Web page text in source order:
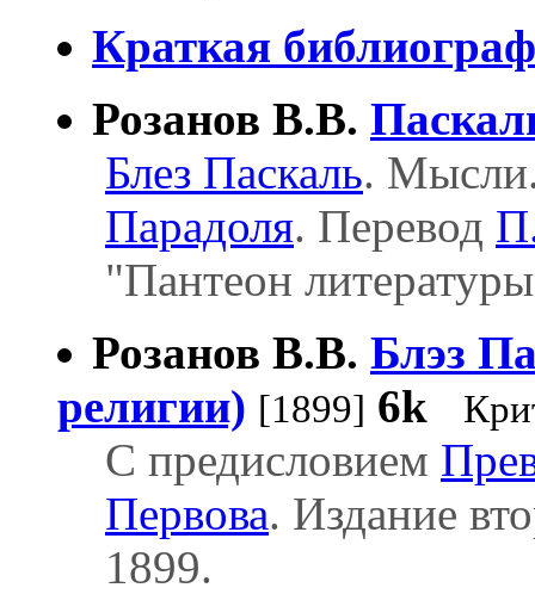
Краткая
Розанов В.В.
Блез Паскаль.
Парадоля. Перевод
"Пантеон
Розанов В.В. Блэз
религии) [1899] 6k
С предисловием
Первова. Издание
1899.